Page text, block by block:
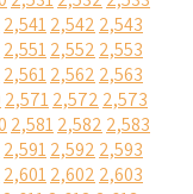
2,5412,542 2,543
2,5512,552 2,553
2,5612,562 2,563
2,5712,572 2,573
2,5812,582 2,583
2,5912,592 2,593
2,6012,602 2,603